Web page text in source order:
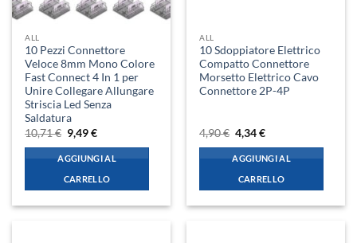
ALL
10 Pezzi Connettore
Veloce 8mm Mono Colore
Fast Connect 4 In 1 per
Unire Collegare Allungare
Striscia Led Senza
Saldatura
10,71€ Il
prezzo
originale
era:
10,71 €.
9,49€Il
attuale
è:
9,49 €.
AGGIUNGI AL
CARRELLO
ALL
10 Sdoppiatore Elettrico
Compatto Connettore
Morsetto Elettrico Cavo
Connettore 2P-4P
4,90€ Il
prezzo
originale
era:
4,90 €.
4,34€Il
attuale
è:
4,34 €.
AGGIUNGI AL
CARRELLO